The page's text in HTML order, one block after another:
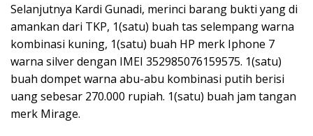
Selanjutnya Kardi Gunadi, merinci barang bukti yang di
amankan dari TKP, 1(satu) buah tas selempang warna
kombinasi kuning, 1(satu) buah HP merk Iphone 7
warna silver dengan IMEI 352985076159575. 1(satu)
buah dompet warna abu-abu kombinasi putih berisi
uang sebesar 270.000 rupiah. 1(satu) buah jam tangan
merk Mirage.